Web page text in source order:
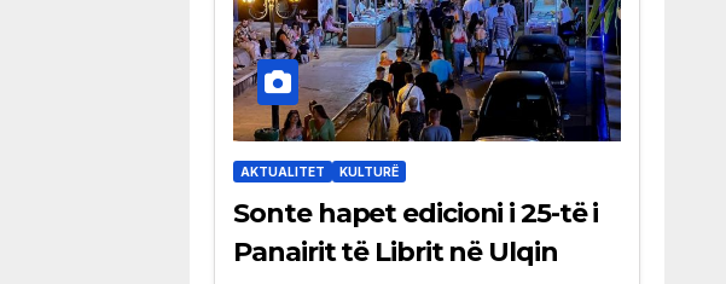
AKTUALITET KULTURË
Sonte hapet edicioni i 25-të i
Panairit të Librit në Ulqin